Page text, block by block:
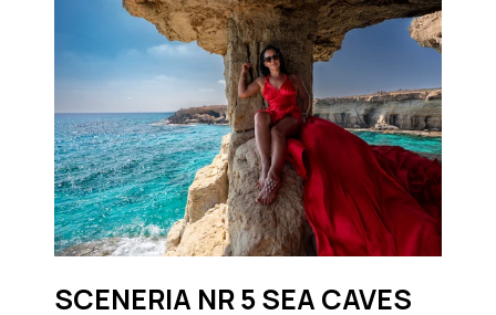
SCENERIA NR 5 SEA CAVES